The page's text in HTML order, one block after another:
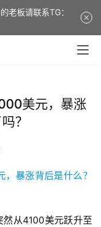
美元，暴涨
？
从4100美元跃升至
老板请联系TG：
a 8-year-old
tuhaov